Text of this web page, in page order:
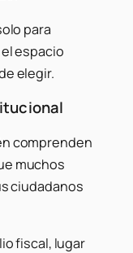
para
espacio
elegir.
comprenden
muchos
ciudadanos
fiscal, lugar